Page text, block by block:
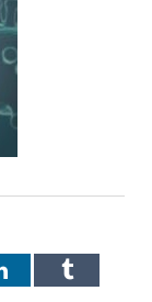
LinkedInTumblr